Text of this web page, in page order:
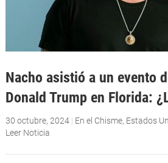
Nacho asistió a un evento
Donald Trump en Florida:
30 octubre, 2024| En el Chisme, Estados
Leer Noticia